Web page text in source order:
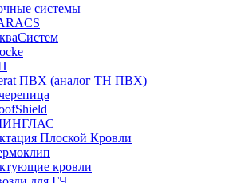
системы
ПВХ (аналог ТН ПВХ)
Плоской Кровли
кровли